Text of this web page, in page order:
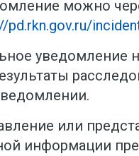
можно
pd.rkn.gov.ru/
уведомление
или
информации